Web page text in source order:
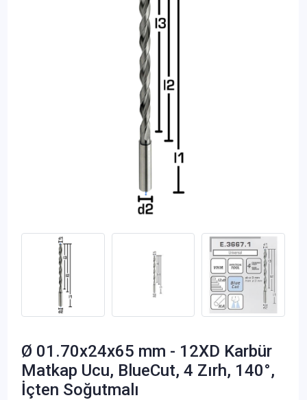
Ø 01.70x24x65 mm - 12XD Karbür
Matkap Ucu, BlueCut, 4 Zırh, 140°,
İçten Soğutmalı